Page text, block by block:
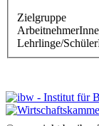
Zielgruppe
Lehrlinge/